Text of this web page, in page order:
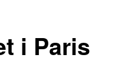
i Paris